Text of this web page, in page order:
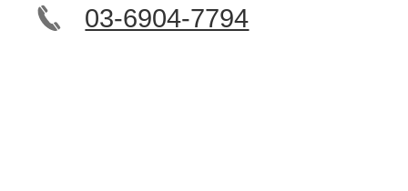
03-6904-7794